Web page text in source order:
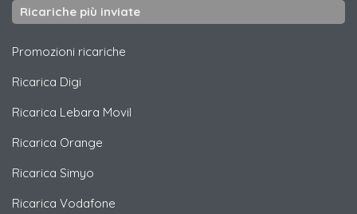
Ricariche più inviate
Promozioni ricariche
Ricarica Digi
Ricarica Lebara Movil
Ricarica Orange
Ricarica Simyo
Ricarica Vodafone